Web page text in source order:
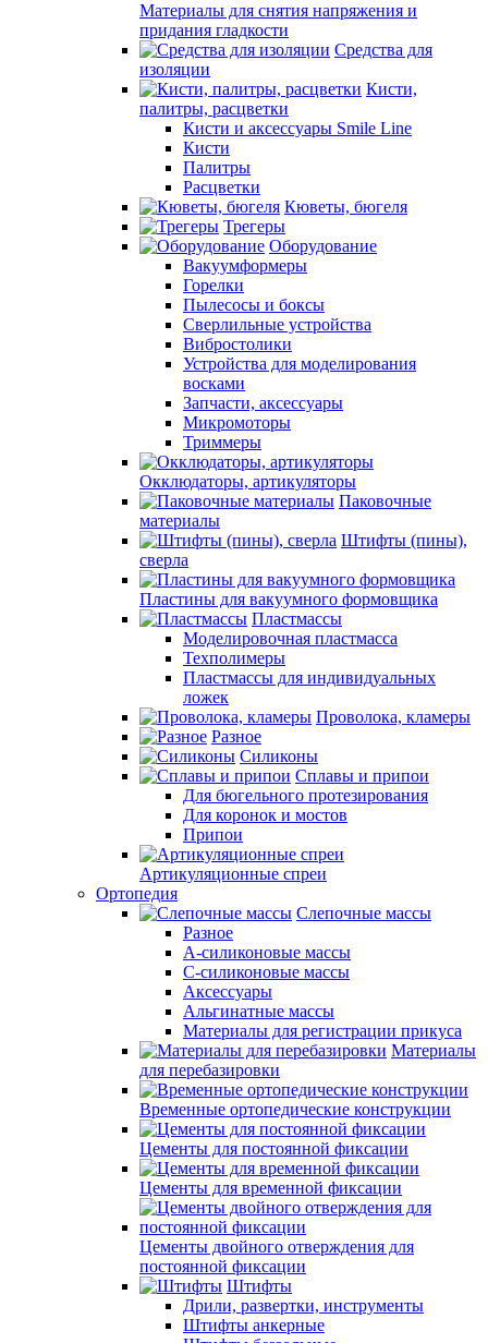
Материалы для снятия напряжения и
придания гладкости
Средства для
изоляции
Кисти,
палитры, расцветки
Кисти и аксессуары Smile Line
Кисти
Палитры
Расцветки
Кюветы, бюгеля
Трегеры
Оборудование
Вакуумформеры
Горелки
Пылесосы и боксы
Сверлильные устройства
Вибростолики
Устройства для моделирования
восками
Запчасти, аксессуары
Микромоторы
Триммеры
Окклюдаторы, артикуляторы
Паковочные
материалы
Штифты (пины),
сверла
Пластины для вакуумного формовщика
Пластмассы
Моделировочная пластмасса
Техполимеры
Пластмассы для индивидуальных
ложек
Проволока, кламеры
Разное
Силиконы
Сплавы и припои
Для бюгельного протезирования
Для коронок и мостов
Припои
Артикуляционные спреи
Ортопедия
Слепочные массы
Разное
А-силиконовые массы
С-силиконовые массы
Аксессуары
Альгинатные массы
Материалы для регистрации прикуса
Материалы
для перебазировки
Временные ортопедические конструкции
Цементы для постоянной фиксации
Цементы для временной фиксации
Цементы двойного отверждения для
постоянной фиксации
Штифты
Дрили, развертки, инструменты
Штифты анкерные